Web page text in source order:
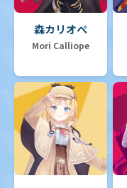
森カリオペ
Mori Calliope